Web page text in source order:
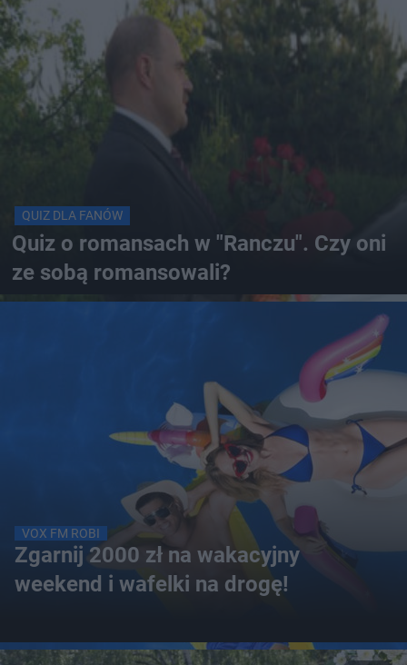
QUIZ DLA FANÓW
Quiz o romansach w "Ranczu". Czy oni
ze sobą romansowali?
VOX FM ROBI
Zgarnij 2000 zł na wakacyjny
weekend i wafelki na drogę!